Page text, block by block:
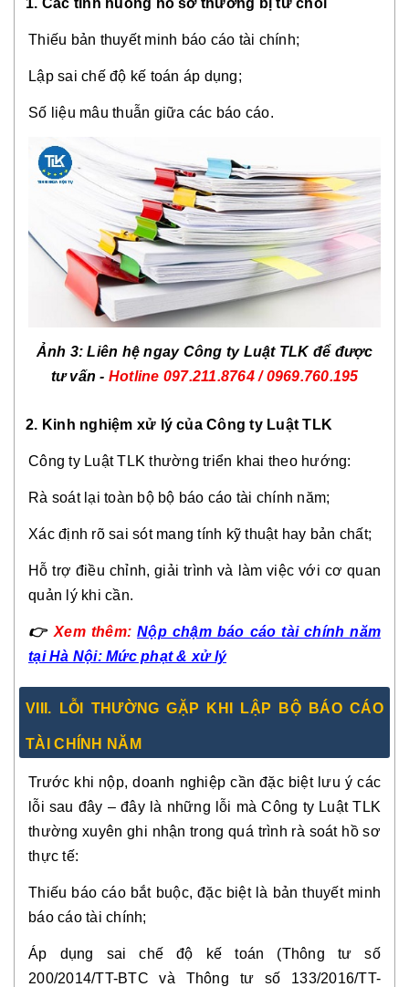
Thiếu bản thuyết minh báo cáo tài chính;
Lập sai chế độ kế toán áp dụng;
Số liệu mâu thuẫn giữa các báo cáo.
Ảnh 3: Liên hệ ngay Công ty Luật TLK để được
tư vấn - Hotline 097.211.8764 / 0969.760.195
2. Kinh nghiệm xử lý của Công ty Luật TLK
Công ty Luật TLK thường triển khai theo hướng:
Rà soát lại toàn bộ bộ báo cáo tài chính năm;
Xác định rõ sai sót mang tính kỹ thuật hay bản chất;
Hỗ trợ điều chỉnh, giải trình và làm việc với cơ quan
quản lý khi cần.
👉 Xem thêm: Nộp chậm báo cáo tài chính năm
tại Hà Nội: Mức phạt & xử lý
VIII. LỖI THƯỜNG GẶP KHI LẬP BỘ BÁO CÁO
TÀI CHÍNH NĂM
Trước khi nộp, doanh nghiệp cần đặc biệt lưu ý các
lỗi sau đây – đây là những lỗi mà Công ty Luật TLK
thường xuyên ghi nhận trong quá trình rà soát hồ sơ
thực tế:
Thiếu báo cáo bắt buộc, đặc biệt là bản thuyết minh
báo cáo tài chính;
Áp dụng sai chế độ kế toán (Thông tư số
200/2014/TT-BTC và Thông tư số 133/2016/TT-